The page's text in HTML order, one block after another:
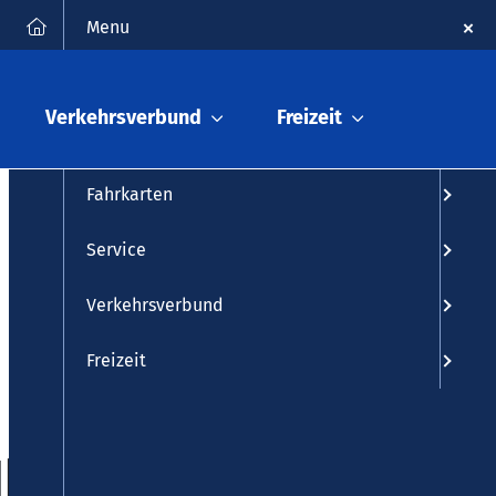
Verkehrsverbund Freizeit
◄►
Menu
Fahrkarten
Service
Verkehrsverbund
Freizeit